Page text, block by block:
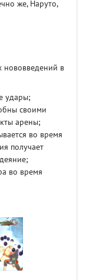
же, Наруто,
нововведений в
удары;
своими
арены;
во время
получает
во время